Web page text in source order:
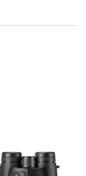
prix
initial
était :
prix
actuel
est :